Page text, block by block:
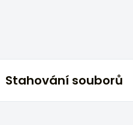
Stahování souborů